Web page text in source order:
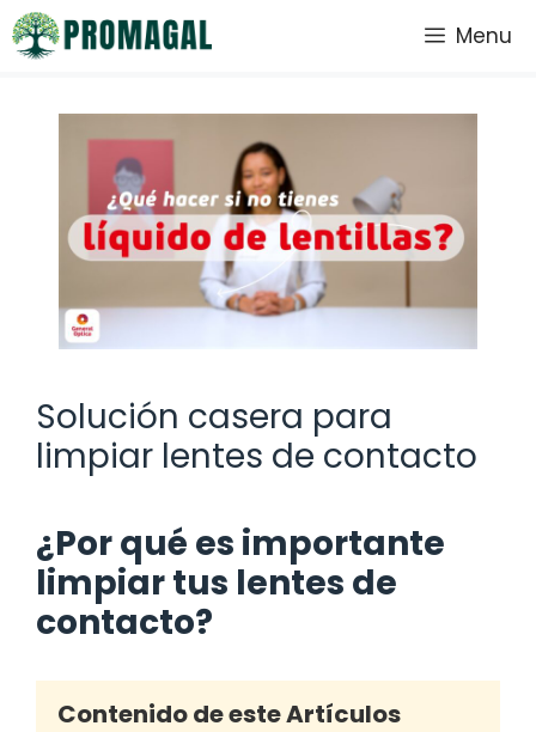
Saltar
al
Menu
Solución casera para
limpiar lentes de contacto
¿Por qué es importante
limpiar tus lentes de
contacto?
Contenido de este Artículos